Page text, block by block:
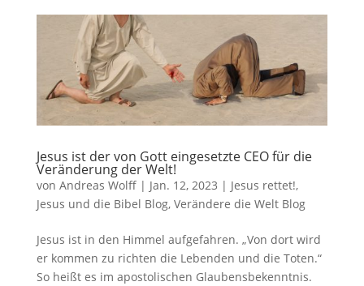
Jesus ist der von Gott eingesetzte CEO für die
Veränderung der Welt!
von Andreas Wolff| Jan. 12, 2023 | Jesus rettet!,
Jesus und die Bibel Blog, Verändere die Welt Blog
Jesus ist in den Himmel aufgefahren. „Von dort wird
er kommen zu richten die Lebenden und die Toten.“
So heißt es im apostolischen Glaubensbekenntnis.